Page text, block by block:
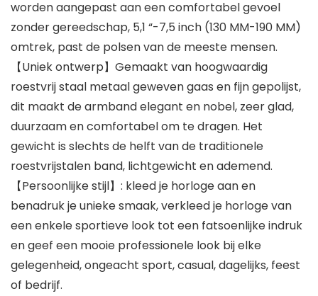
worden aangepast aan een comfortabel gevoel
zonder gereedschap, 5,1 “-7,5 inch (130 MM-190 MM)
omtrek, past de polsen van de meeste mensen.
【Uniek ontwerp】Gemaakt van hoogwaardig
roestvrij staal metaal geweven gaas en fijn gepolijst,
dit maakt de armband elegant en nobel, zeer glad,
duurzaam en comfortabel om te dragen. Het
gewicht is slechts de helft van de traditionele
roestvrijstalen band, lichtgewicht en ademend.
【Persoonlijke stijl】: kleed je horloge aan en
benadruk je unieke smaak, verkleed je horloge van
een enkele sportieve look tot een fatsoenlijke indruk
en geef een mooie professionele look bij elke
gelegenheid, ongeacht sport, casual, dagelijks, feest
of bedrijf.